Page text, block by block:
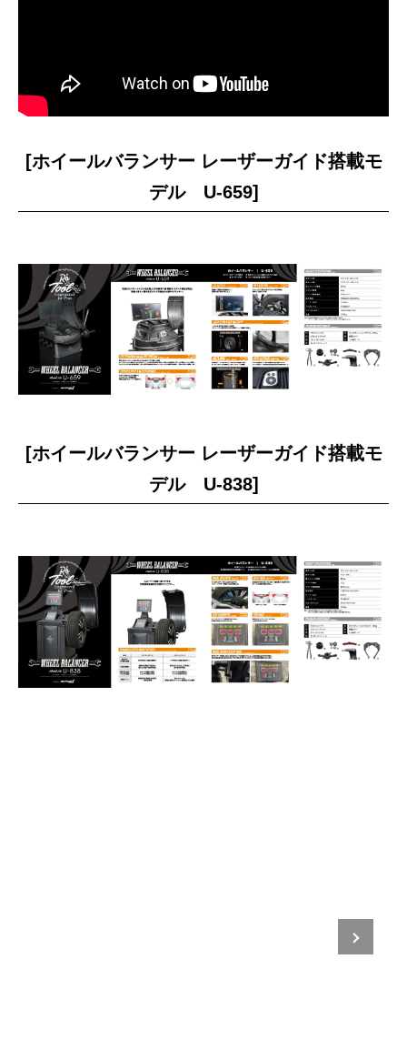
[ホイールバランサー レーザーガイド搭載モ
デル U-659]
[ホイールバランサー レーザーガイド搭載モ
デル U-838]
オイル交換
タイヤ交換
タイヤ点検・交換
タイヤ交換ホイール付（夏⇔冬 入れ替え）
タイヤ交換ホイール付（夏⇔冬 入れ替え）＋オ
イル交換・エレメント交換
バッテリー交換
バッテリー点検・交換
作業予約変更
そのほかの作業予約は
電話予約でお願いいたします。
予約する店舗を探す
承諾して予約に進む